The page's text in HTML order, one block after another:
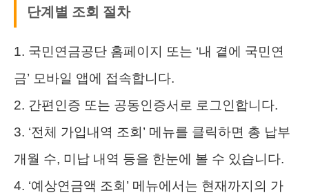
단계별 조회 절차
1. 국민연금공단 홈페이지 또는 ‘내 곁에 국민연
금’ 모바일 앱에 접속합니다.
2. 간편인증 또는 공동인증서로 로그인합니다.
3. ‘전체 가입내역 조회’ 메뉴를 클릭하면 총 납부
개월 수, 미납 내역 등을 한눈에 볼 수 있습니다.
4. ‘예상연금액 조회’ 메뉴에서는 현재까지의 가